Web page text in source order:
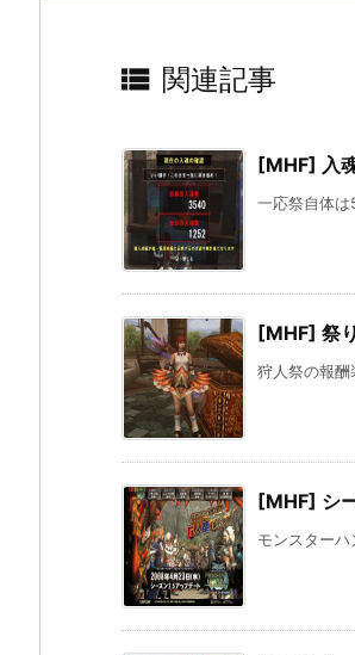
 関連記事
[MHF] 入
一応祭自体
[MHF] 祭
狩人祭の報
[MHF] シ
モンスター